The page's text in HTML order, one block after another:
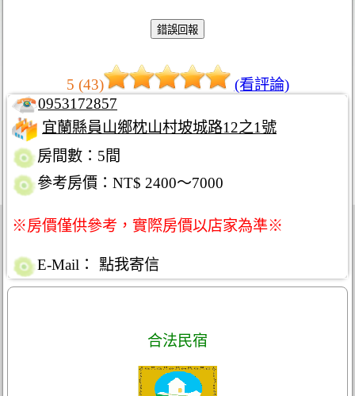
5 (43)
(看評論)
0953172857
宜蘭縣員山鄉枕山村坡城路12之1號
房間數：5間
參考房價：NT$ 2400～7000
※房價僅供參考，實際房價以店家為準※
E-Mail： 點我寄信
合法民宿